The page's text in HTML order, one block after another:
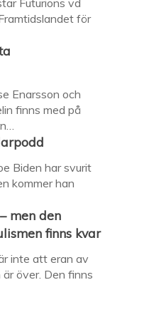
Futurions vd
för
Enarsson och
finns med på
Biden har svurit
kommer han
men den
finns kvar
inte att eran av
över. Den finns